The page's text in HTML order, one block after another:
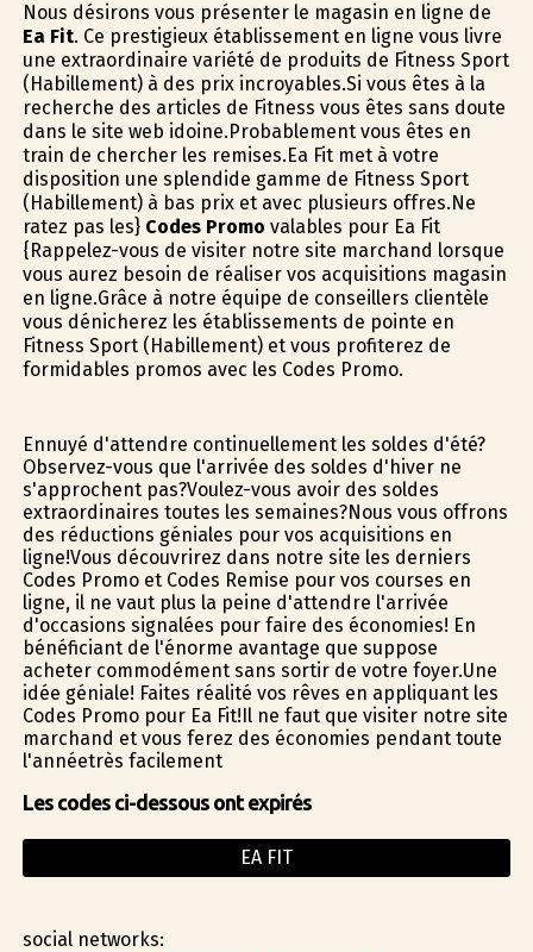
Nous désirons vous présenter le magasin en ligne de
Ea Fit. Ce prestigieux établissement en ligne vous livre
une extraordinaire variété de produits de Fitness Sport
(Habillement) à des prix incroyables.Si vous êtes à la
recherche des articles de Fitness vous êtes sans doute
dans le site web idoine.Probablement vous êtes en
train de chercher les remises.Ea Fit met à votre
disposition une splendide gamme de Fitness Sport
(Habillement) à bas prix et avec plusieurs offres.Ne
ratez pas les} Codes Promo valables pour Ea Fit
{Rappelez-vous de visiter notre site marchand lorsque
vous aurez besoin de réaliser vos acquisitions magasin
en ligne.Grâce à notre équipe de conseillers clientèle
vous dénicherez les établissements de pointe en
Fitness Sport (Habillement) et vous profiterez de
formidables promos avec les Codes Promo.
Ennuyé d'attendre continuellement les soldes d'été?
Observez-vous que l'arrivée des soldes d'hiver ne
s'approchent pas?Voulez-vous avoir des soldes
extraordinaires toutes les semaines?Nous vous offrons
des réductions géniales pour vos acquisitions en
ligne!Vous découvrirez dans notre site les derniers
Codes Promo et Codes Remise pour vos courses en
ligne, il ne vaut plus la peine d'attendre l'arrivée
d'occasions signalées pour faire des économies! En
bénéficiant de l'énorme avantage que suppose
acheter commodément sans sortir de votre foyer.Une
idée géniale! Faites réalité vos rêves en appliquant les
Codes Promo pour Ea Fit!Il ne faut que visiter notre site
marchand et vous ferez des économies pendant toute
l'annéetrès facilement
Les codes ci-dessous ont expirés
EA FIT
social networks: